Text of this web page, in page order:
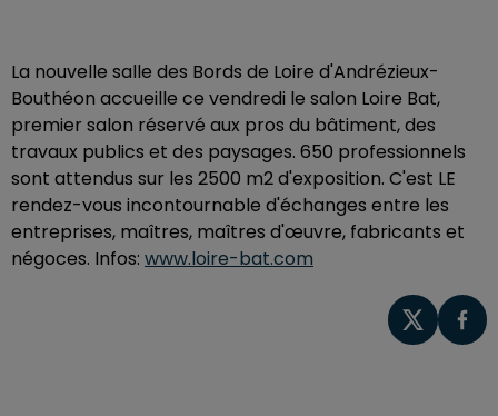
La nouvelle salle des Bords de Loire d'Andrézieux-
Bouthéon accueille ce vendredi le salon Loire Bat,
premier salon réservé aux pros du bâtiment, des
travaux publics et des paysages. 650 professionnels
sont attendus sur les 2500 m2 d'exposition. C'est LE
rendez-vous incontournable d'échanges entre les
entreprises, maîtres, maîtres d'œuvre, fabricants et
négoces. Infos: www.loire-bat.com